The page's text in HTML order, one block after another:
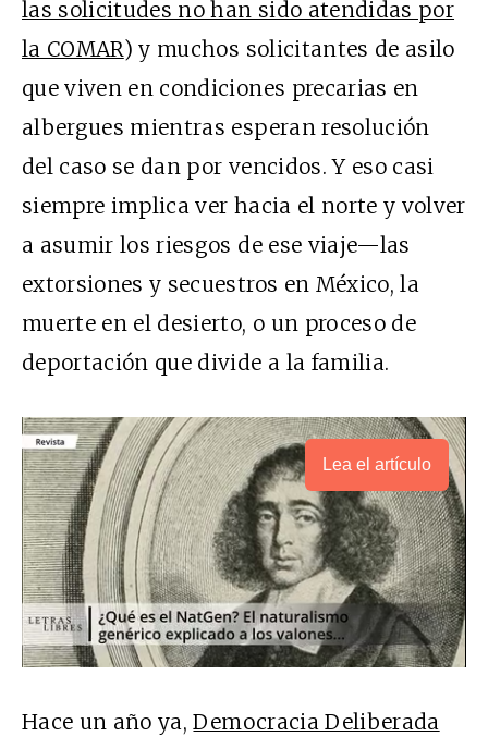
las solicitudes no han sido atendidas por
la COMAR) y muchos solicitantes de asilo
que viven en condiciones precarias en
albergues mientras esperan resolución
del caso se dan por vencidos. Y eso casi
siempre implica ver hacia el norte y volver
a asumir los riesgos de ese viaje—las
extorsiones y secuestros en México, la
muerte en el desierto, o un proceso de
deportación que divide a la familia.
Lea el artículo
Hace un año ya,Democracia Deliberada